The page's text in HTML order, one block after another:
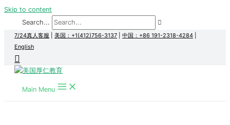
Skip to content
Search...
7/24真人客服 美国：+1(412)756-3137 中国：+86 191-2318-4284
English
Main Menu